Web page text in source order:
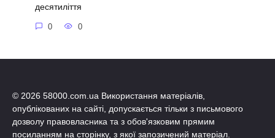
десятиліття
0 0
© 2026 58000.com.ua Використання матеріалів,
опублікованих на сайті, допускається тільки з письмового
дозволу правовласника та з обов'язковим прямим
посиланням на сторінку, з якої запозичений матеріал.